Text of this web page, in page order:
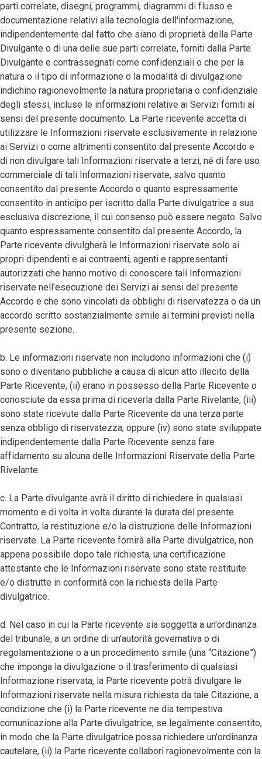
parti correlate, disegni, programmi, diagrammi di flusso e
documentazione relativi alla tecnologia dell'informazione,
indipendentemente dal fatto che siano di proprietà della Parte
Divulgante o di una delle sue parti correlate, forniti dalla Parte
Divulgante e contrassegnati come confidenziali o che per la
natura o il tipo di informazione o la modalità di divulgazione
indichino ragionevolmente la natura proprietaria o confidenziale
degli stessi, incluse le informazioni relative ai Servizi forniti ai
sensi del presente documento. La Parte ricevente accetta di
utilizzare le Informazioni riservate esclusivamente in relazione
ai Servizi o come altrimenti consentito dal presente Accordo e
di non divulgare tali Informazioni riservate a terzi, né di fare uso
commerciale di tali Informazioni riservate, salvo quanto
consentito dal presente Accordo o quanto espressamente
consentito in anticipo per iscritto dalla Parte divulgatrice a sua
esclusiva discrezione, il cui consenso può essere negato. Salvo
quanto espressamente consentito dal presente Accordo, la
Parte ricevente divulgherà le Informazioni riservate solo ai
propri dipendenti e ai contraenti, agenti e rappresentanti
autorizzati che hanno motivo di conoscere tali Informazioni
riservate nell'esecuzione dei Servizi ai sensi del presente
Accordo e che sono vincolati da obblighi di riservatezza o da un
accordo scritto sostanzialmente simile ai termini previsti nella
presente sezione.
b. Le informazioni riservate non includono informazioni che (i)
sono o diventano pubbliche a causa di alcun atto illecito della
Parte Ricevente, (ii) erano in possesso della Parte Ricevente o
conosciute da essa prima di riceverla dalla Parte Rivelante, (iii)
sono state ricevute dalla Parte Ricevente da una terza parte
senza obbligo di riservatezza, oppure (iv) sono state sviluppate
indipendentemente dalla Parte Ricevente senza fare
affidamento su alcuna delle Informazioni Riservate della Parte
Rivelante.
c. La Parte divulgante avrà il diritto di richiedere in qualsiasi
momento e di volta in volta durante la durata del presente
Contratto, la restituzione e/o la distruzione delle Informazioni
riservate. La Parte ricevente fornirà alla Parte divulgatrice, non
appena possibile dopo tale richiesta, una certificazione
attestante che le Informazioni riservate sono state restituite
e/o distrutte in conformità con la richiesta della Parte
divulgatrice.
d. Nel caso in cui la Parte ricevente sia soggetta a un'ordinanza
del tribunale, a un ordine di un'autorità governativa o di
regolamentazione o a un procedimento simile (una “Citazione”)
che imponga la divulgazione o il trasferimento di qualsiasi
Informazione riservata, la Parte ricevente potrà divulgare le
Informazioni riservate nella misura richiesta da tale Citazione, a
condizione che (i) la Parte ricevente ne dia tempestiva
comunicazione alla Parte divulgatrice, se legalmente consentito,
in modo che la Parte divulgatrice possa richiedere un'ordinanza
cautelare, (ii) la Parte ricevente collabori ragionevolmente con la